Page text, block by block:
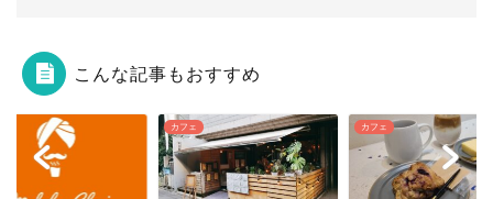
こんな記事もおすすめ
カフェ カフェ